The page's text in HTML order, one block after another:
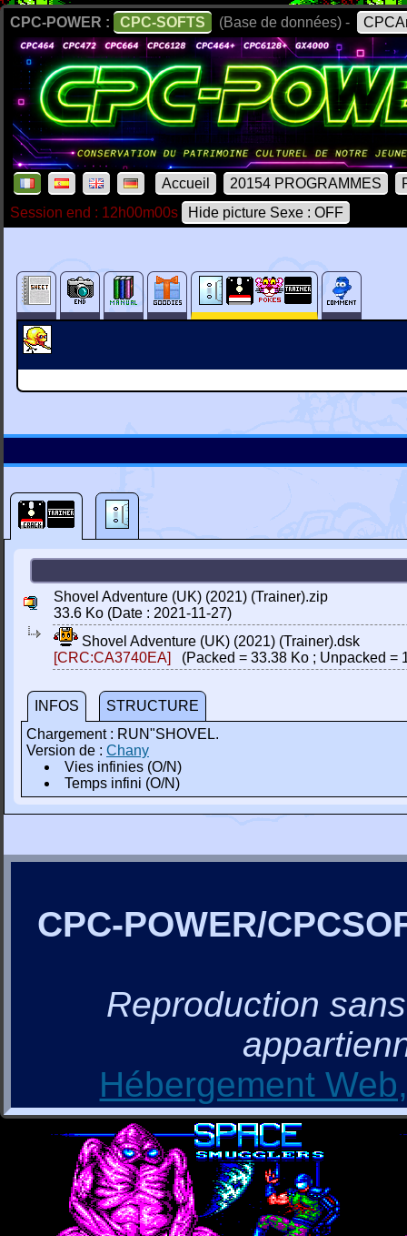
CPC-POWER : CPC-SOFTS (Base de données) -
Accueil 20154 PROGRAMMES
Session end : 12h00m00s
Hide picture Sexe : OFF
Shovel Adventure (UK) (2021) (Trainer).zip
33.6 Ko (Date : 2021-11-27)
Shovel Adventure (UK) (2021) (Trainer).dsk
[CRC:CA3740EA]
(Packed = 33.38 Ko ; Unpacked =
INFOS
STRUCTURE
Chargement : RUN"SHOVEL.
Version de : Chany
Vies infinies (O/N)
Temps infini (O/N)
CPC-POWER/
Reproduction
Hébergement